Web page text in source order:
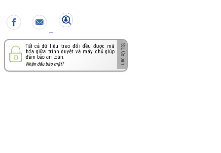
Tất cả dữ liệu trao đổi đều được mã
hóa giữa trình duyệt và máy chủ giúp
đảm bảo an toàn.
Nhận dấu bảo mật?